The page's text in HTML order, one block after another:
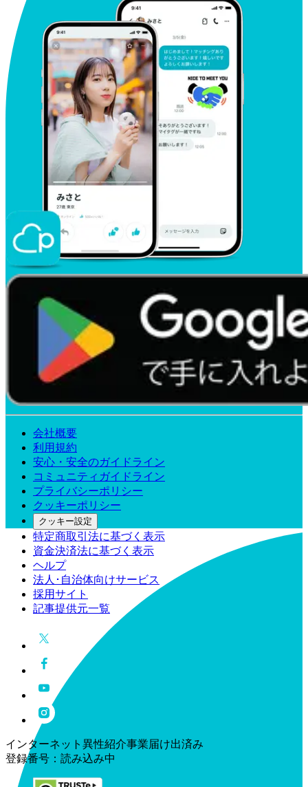
会社概要
利用規約
安心・安全のガイドライン
コミュニティガイドライン
プライバシーポリシー
クッキーポリシー
クッキー設定
特定商取引法に基づく表示
資金決済法に基づく表示
ヘルプ
法人･自治体向けサービス
採用サイト
記事提供元一覧
インターネット異性紹介事業届け出済み
登録番号： 読み込み中